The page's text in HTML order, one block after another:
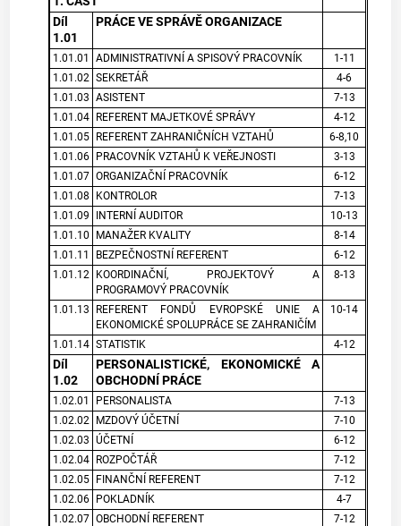
Díl
1.01
PRÁCE VE SPRÁVĚ ORGANIZACE
1.01.01 ADMINISTRATIVNÍ A SPISOVÝ PRACOVNÍK
1-11
1.01.02 SEKRETÁŘ
4-6
1.01.03 ASISTENT
7-13
1.01.04 REFERENT MAJETKOVÉ SPRÁVY
4-12
1.01.05 REFERENT ZAHRANIČNÍCH VZTAHŮ
6-8,10
1.01.06 PRACOVNÍK VZTAHŮ K VEŘEJNOSTI
3-13
1.01.07 ORGANIZAČNÍ PRACOVNÍK
6-12
1.01.08
KONTROLOR
7-13
1.01.09
INTERNÍ AUDITOR
10-13
1.01.10
MANAŽER KVALITY
8-14
1.01.11
BEZPEČNOSTNÍ REFERENT
6-12
1.01.12
KOORDINAČNÍ, PROJEKTOVÝ A
PROGRAMOVÝ PRACOVNÍK
8-13
1.01.13
REFERENT FONDŮ EVROPSKÉ UNIE A
EKONOMICKÉ SPOLUPRÁCE SE ZAHRANIČÍM
10-14
1.01.14 STATISTIK 4-12
Díl
1.02
PERSONALISTICKÉ, EKONOMICKÉ A
OBCHODNÍ PRÁCE
1.02.01 PERSONALISTA
7-13
1.02.02
MZDOVÝ ÚČETNÍ
7-10
1.02.03 ÚČETNÍ
6-12
1.02.04 ROZPOČTÁŘ
7-12
1.02.05 FINANČNÍ REFERENT
7-12
1.02.06 POKLADNÍK
4-7
1.02.07 OBCHODNÍ REFERENT
7-12